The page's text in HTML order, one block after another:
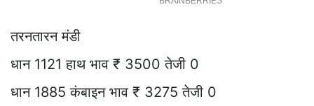
तरनतारन मंडी
धान 1121 हाथ भाव ₹ 3500 तेजी 0
धान 1885 कंबाइन भाव ₹ 3275 तेजी 0